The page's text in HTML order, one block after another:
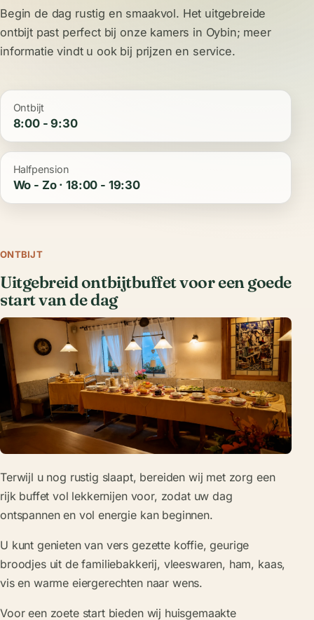
Begin de dag rustig en smaakvol. Het uitgebreide
ontbijt past perfect bij onze kamers in Oybin; meer
informatie vindt u ook bij prijzen en service.
Ontbijt
8:00 - 9:30
Halfpension
Wo - Zo · 18:00 - 19:30
ONTBIJT
Uitgebreid ontbijtbuffet voor een goede
start van de dag
Terwijl u nog rustig slaapt, bereiden wij met zorg een
rijk buffet vol lekkernijen voor, zodat uw dag
ontspannen en vol energie kan beginnen.
U kunt genieten van vers gezette koffie, geurige
broodjes uit de familiebakkerij, vleeswaren, ham, kaas,
vis en warme eiergerechten naar wens.
Voor een zoete start bieden wij huisgemaakte